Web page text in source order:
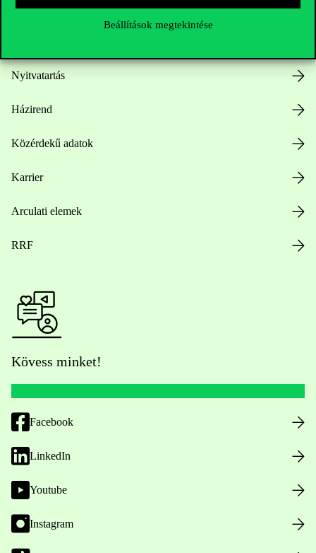
Beállítások megtekintése
Nyitvatartás
Házirend
Közérdekű adatok
Karrier
Arculati elemek
RRF
Kövess minket!
Facebook
LinkedIn
Youtube
Instagram